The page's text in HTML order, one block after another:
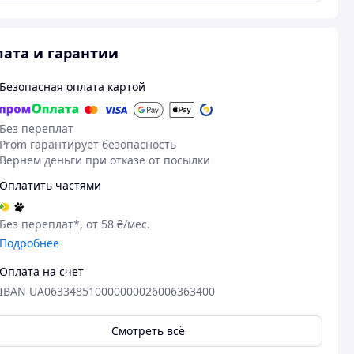
и гарантии
Безопасная оплата картой
Без переплат
Prom гарантирует безопасность
Вернем деньги при отказе от посылки
Оплатить частями
Без переплат*, от 58 ₴/мес.
Подробнее
Оплата на счет
IBAN UA063348510000000026006363400
Смотреть всё